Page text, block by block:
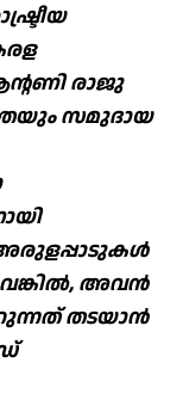
രാജു
സമുദായ
അവന്‍
തടയാന്‍